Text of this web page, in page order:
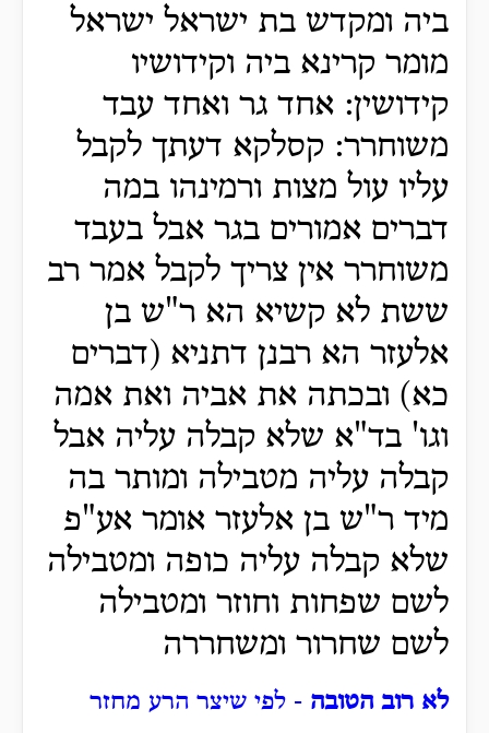
ביה ומקדש בת ישראל ישראל
מומר קרינא ביה וקידושיו
קידושין: אחד גר ואחד עבד
משוחרר: קסלקא דעתך לקבל
עליו עול מצות ורמינהו במה
דברים אמורים בגר אבל בעבד
משוחרר אין צריך לקבל אמר רב
ששת לא קשיא הא ר"ש בן
אלעזר הא רבנן דתניא (דברים
כא) ובכתה את אביה ואת אמה
וגו' בד"א שלא קבלה עליה אבל
קבלה עליה מטבילה ומותר בה
מיד ר"ש בן אלעזר אומר אע"פ
שלא קבלה עליה כופה ומטבילה
לשם שפחות וחוזר ומטבילה
לשם שחרור ומשחררה
לא רוב הטובה - לפי שיצר הרע מחזר